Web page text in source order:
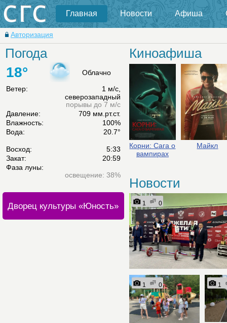
Главная Новости Афиша
Авторизация
Киноафиша
Корни: Сага о
вампирах
Майкл
Новости
1 0
1 0 1
Погода
18°
Облачно
Ветер:
1 м/с,
северозападный
порывы до 7 м/с
Давление:
709 мм.рт.ст.
Влажность:
100%
Вода:
20.7°
Восход:
5:33
Закат:
20:59
Фаза луны:
освещение: 38%
Дворец культуры «Юность»